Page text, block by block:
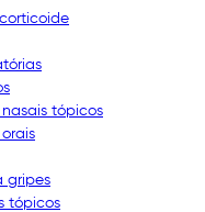
tópicos
gripes
tópicos